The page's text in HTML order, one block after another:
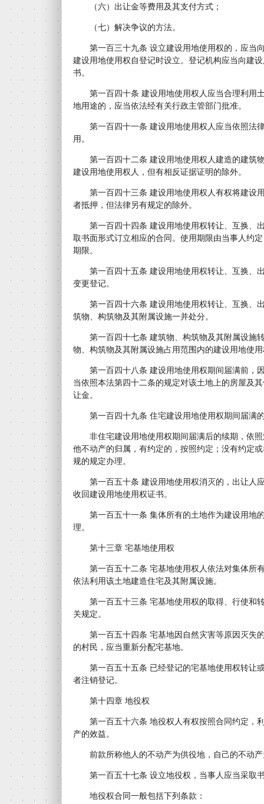
（六）出让金等费用及其支付方式；
（七）解决争议的方法。
第一百三十九条 设立建设用地使用权的，应当
建设用地使用权自登记时设立。登记机构应当向建
书。
第一百四十条 建设用地使用权人应当合理利用
地用途的，应当依法经有关行政主管部门批准。
第一百四十一条 建设用地使用权人应当依照法
用。
第一百四十二条 建设用地使用权人建造的建筑
建设用地使用权人，但有相反证据证明的除外。
第一百四十三条 建设用地使用权人有权将建设
者抵押，但法律另有规定的除外。
第一百四十四条 建设用地使用权转让、互换、
取书面形式订立相应的合同。使用期限由当事人约
期限。
第一百四十五条 建设用地使用权转让、互换、
变更登记。
第一百四十六条 建设用地使用权转让、互换、
筑物、构筑物及其附属设施一并处分。
第一百四十七条 建筑物、构筑物及其附属设施
物、构筑物及其附属设施占用范围内的建设用地使
第一百四十八条 建设用地使用权期间届满前，
当依照本法第四十二条的规定对该土地上的房屋及
让金。
第一百四十九条 住宅建设用地使用权期间届满
非住宅建设用地使用权期间届满后的续期，依照
他不动产的归属，有约定的，按照约定；没有约定
规的规定办理。
第一百五十条 建设用地使用权消灭的，出让人
收回建设用地使用权证书。
第一百五十一条 集体所有的土地作为建设用地
理。
第十三章 宅基地使用权
第一百五十二条 宅基地使用权人依法对集体所
依法利用该土地建造住宅及其附属设施。
第一百五十三条 宅基地使用权的取得、行使和
关规定。
第一百五十四条 宅基地因自然灾害等原因灭失
的村民，应当重新分配宅基地。
第一百五十五条 已经登记的宅基地使用权转让
者注销登记。
第十四章 地役权
第一百五十六条 地役权人有权按照合同约定，
产的效益。
前款所称他人的不动产为供役地，自己的不动产
第一百五十七条 设立地役权，当事人应当采取
地役权合同一般包括下列条款：